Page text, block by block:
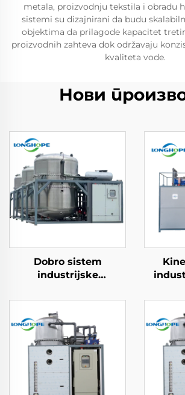
metala, proizvodnju tekstila i obradu
sistemi su dizajnirani da budu
objektima da prilagode kapacitet
proizvodnih zahteva dok održavaju
kvaliteta vode.
Нови
Dobro sistem
industrijske
otpadnih voda
vakuum ZLD
koncentracija
recikliranje otpadnih
voda